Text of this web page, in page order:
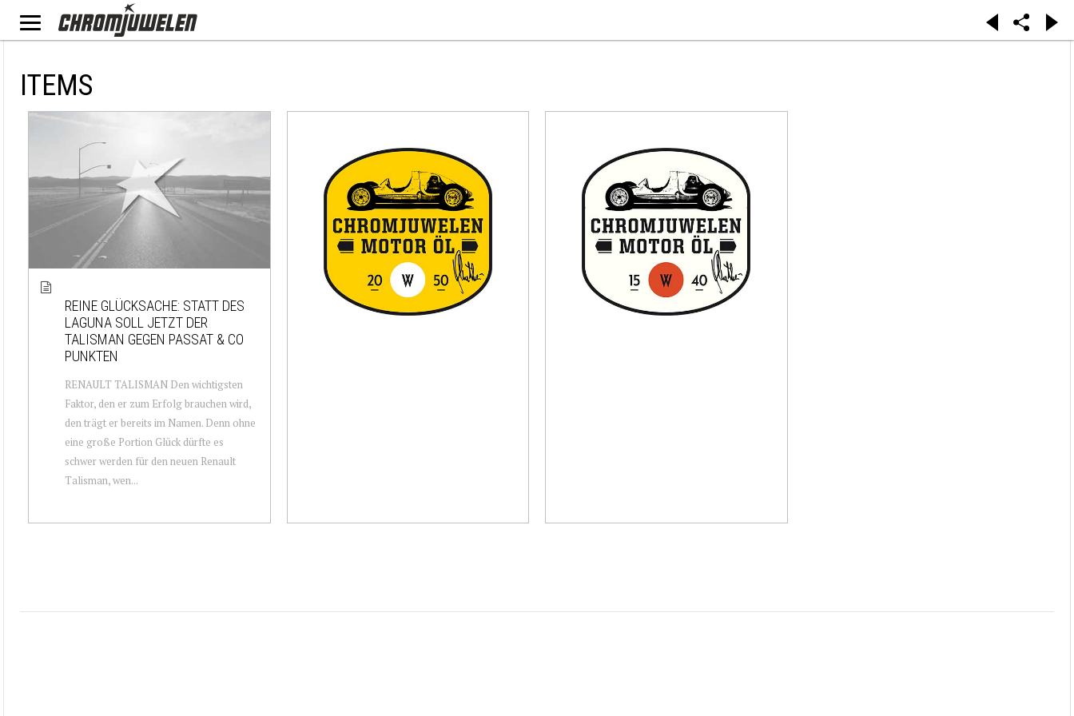
ITEMS
REINE GLÜCKSACHE: STATT DES
LAGUNA SOLL JETZT DER
TALISMAN GEGEN PASSAT & CO
PUNKTEN
RENAULT TALISMAN Den wichtigsten
Faktor, den er zum Erfolg brauchen wird,
den trägt er bereits im Namen. Denn ohne
eine große Portion Glück dürfte es
schwer werden für den neuen Renault
Talisman, wen...